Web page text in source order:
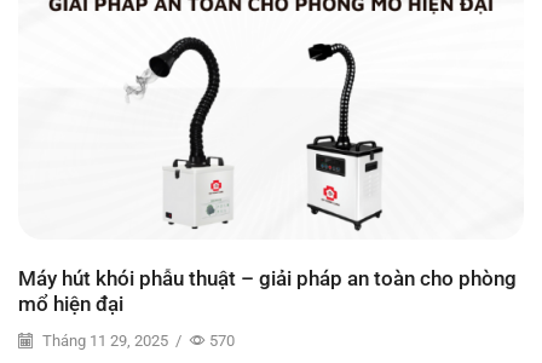
Máy hút khói phẫu thuật – giải pháp an toàn cho phòng
mổ hiện đại
Tháng 11 29, 2025 / 570